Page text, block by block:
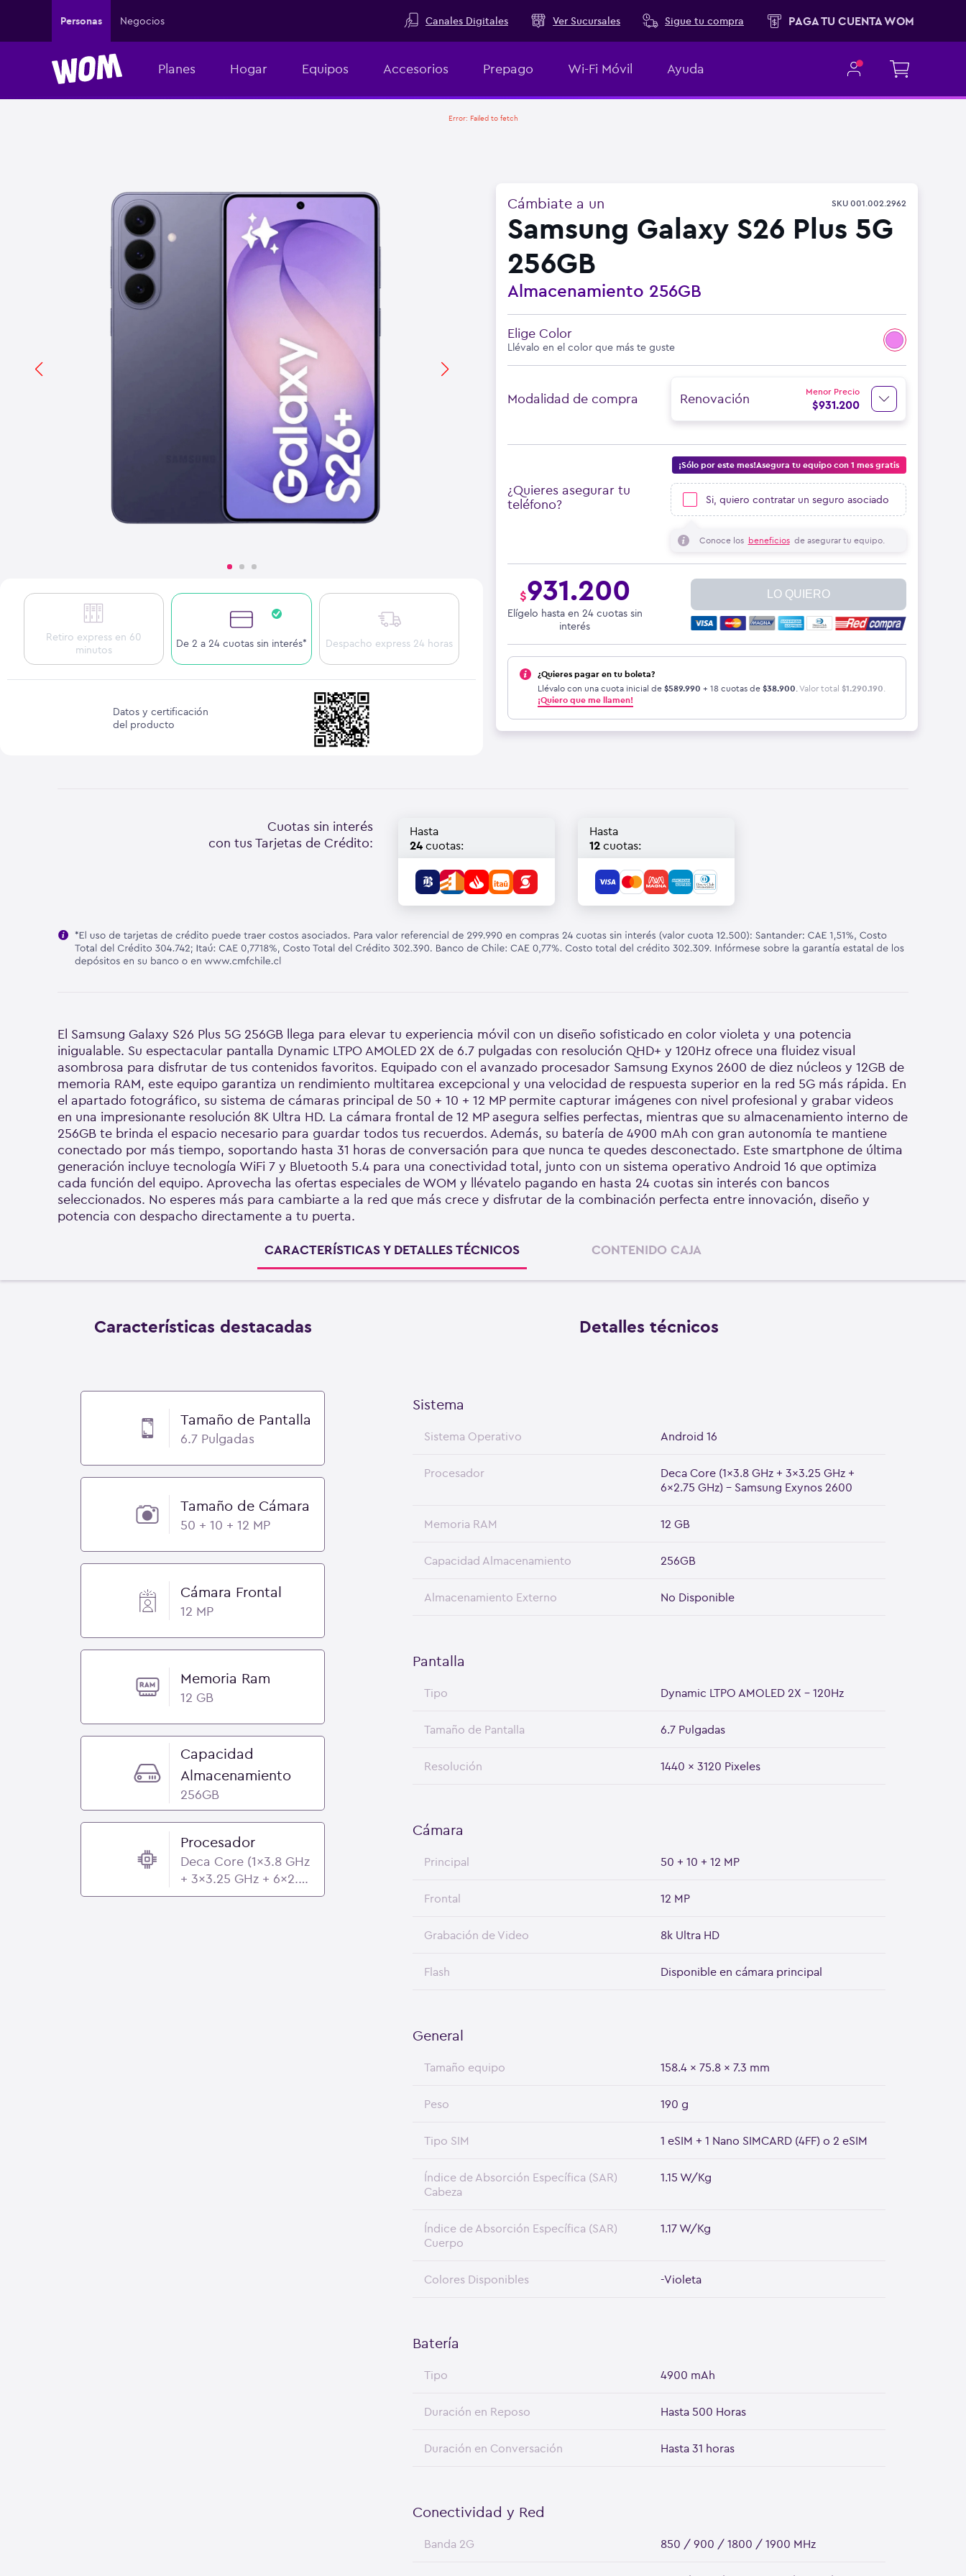
Personas Negocios Canales Digitales Ver Sucursales Sigue tu compra PAGA TU CUENTA WOM
Planes Hogar Equipos Accesorios Prepago Wi-Fi Móvil Ayuda
Error: Failed to fetch
Retiro express en 60
minutos
De 2 a 24 cuotas sin interés* Despacho express 24 horas
Datos y certificación
del producto
Cámbiate a un SKU 001.002.2962
Samsung Galaxy S26 Plus 5G
256GB
Almacenamiento 256GB
Elige Color
Llévalo en el color que más te guste
Modalidad de compra Renovación Menor Precio
$931.200
¡Sólo por este mes!Asegura tu equipo con 1 mes gratis
¿Quieres asegurar tu
teléfono?
Si, quiero contratar un seguro asociado
Conoce los beneficios de asegurar tu equipo.
$931.200
Elígelo hasta en 24 cuotas sin
interés
LO QUIERO
¿Quieres pagar en tu boleta?
Llévalo con una cuota inicial de $589.990 + 18 cuotas de $38.900.Valor total $1.290.190.
¡Quiero que me llamen!
Cuotas sin interés
con tus Tarjetas de Crédito:
Hasta
24 cuotas:
Hasta
12 cuotas:
El Samsung Galaxy S26 Plus 5G 256GB llega para elevar tu experiencia móvil con un diseño sofisticado en color violeta y una potencia
inigualable. Su espectacular pantalla Dynamic LTPO AMOLED 2X de 6.7 pulgadas con resolución QHD+ y 120Hz ofrece una fluidez visual
asombrosa para disfrutar de tus contenidos favoritos. Equipado con el avanzado procesador Samsung Exynos 2600 de diez núcleos y 12GB de
memoria RAM, este equipo garantiza un rendimiento multitarea excepcional y una velocidad de respuesta superior en la red 5G más rápida. En
el apartado fotográfico, su sistema de cámaras principal de 50 + 10 + 12 MP permite capturar imágenes con nivel profesional y grabar videos
en una impresionante resolución 8K Ultra HD. La cámara frontal de 12 MP asegura selfies perfectas, mientras que su almacenamiento interno de
256GB te brinda el espacio necesario para guardar todos tus recuerdos. Además, su batería de 4900 mAh con gran autonomía te mantiene
conectado por más tiempo, soportando hasta 31 horas de conversación para que nunca te quedes desconectado. Este smartphone de última
generación incluye tecnología WiFi 7 y Bluetooth 5.4 para una conectividad total, junto con un sistema operativo Android 16 que optimiza
cada función del equipo. Aprovecha las ofertas especiales de WOM y llévatelo pagando en hasta 24 cuotas sin interés con bancos
seleccionados. No esperes más para cambiarte a la red que más crece y disfrutar de la combinación perfecta entre innovación, diseño y
potencia con despacho directamente a tu puerta.
CARACTERÍSTICAS Y DETALLES TÉCNICOS CONTENIDO CAJA
Características destacadas
Tamaño de Pantalla
6.7 Pulgadas
Tamaño de Cámara
50 + 10 + 12 MP
Cámara Frontal
12 MP
Memoria Ram
12 GB
Capacidad
Almacenamiento
256GB
Procesador
Deca Core (1x3.8 GHz
+ 3x3.25 GHz + 6x2.75
GHz) - Samsung
Detalles técnicos
Sistema
Sistema Operativo Android 16
Procesador
Deca Core (1x3.8 GHz + 3x3.25 GHz +
6x2.75 GHz) - Samsung Exynos 2600
Memoria RAM 12 GB
Capacidad Almacenamiento 256GB
Almacenamiento Externo No Disponible
Pantalla
Tipo Dynamic LTPO AMOLED 2X - 120Hz
Tamaño de Pantalla 6.7 Pulgadas
Resolución 1440 x 3120 Pixeles
Cámara
Principal 50 + 10 + 12 MP
Frontal 12 MP
Grabación de Video 8k Ultra HD
Flash Disponible en cámara principal
General
Tamaño equipo 158.4 x 75.8 x 7.3 mm
Peso 190 g
Tipo SIM 1 eSIM + 1 Nano SIMCARD (4FF) o 2 eSIM
Índice de Absorción Específica (SAR)
Cabeza
1.15 W/Kg
Índice de Absorción Específica (SAR)
Cuerpo
1.17 W/Kg
Colores Disponibles -Violeta
Batería
Tipo 4900 mAh
Duración en Reposo Hasta 500 Horas
Duración en Conversación Hasta 31 horas
Conectividad y Red
Banda 2G 850 / 900 / 1800 / 1900 MHz